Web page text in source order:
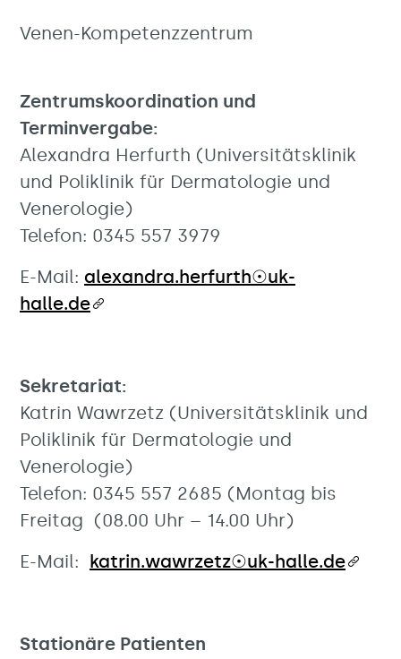
Venen-Kompetenzzentrum
Zentrumskoordination und
Terminvergabe:
Alexandra Herfurth (Universitätsklinik
und Poliklinik für Dermatologie und
Venerologie)
Telefon: 0345 557 3979
E-Mail: alexandra.herfurth☉uk-
halle.de
Sekretariat:
Katrin Wawrzetz (Universitätsklinik und
Poliklinik für Dermatologie und
Venerologie)
Telefon: 0345 557 2685 (Montag bis
Freitag (08.00 Uhr – 14.00 Uhr)
E-Mail: katrin.wawrzetz☉uk-halle.de
Stationäre Patienten